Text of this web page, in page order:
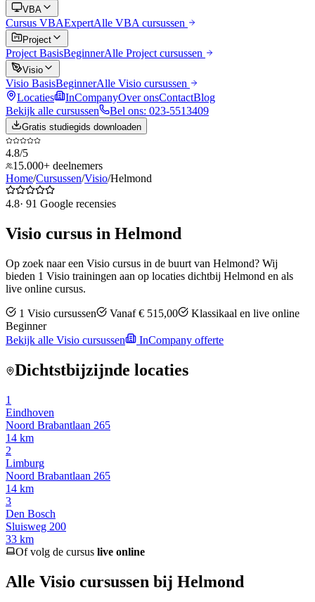
VBA
Cursus VBAExpertAlle VBAcursussen
Project
Project BasisBeginnerAlle Projectcursussen
Visio
Visio BasisBeginnerAlle Visio cursussen
Locaties
InCompanyOver onsContactBlog
Bekijk alle cursussen
Bel ons: 023-5513409
Gratis studiegids downloaden
4.8/5
15.000+ deelnemers
Home/Cursussen/Visio/Helmond
4.8· 91 Google recensies
Visio cursus in Helmond
Op zoek naar een Visio cursus in de buurt van Helmond? Wij
bieden 1 Visio trainingen aan op locaties dichtbij Helmond en als
live online cursus.
1 Visio cursussen Vanaf€ 515,00
Klassikaal en live online
Beginner
Bekijk alle Visio cursussen InCompany offerte
Dichtstbijzijnde locaties
1
Eindhoven
Noord Brabantlaan 265
14 km
2
Limburg
Noord Brabantlaan 265
14 km
3
Den Bosch
Sluisweg 200
33 km
Of volg de cursus live online
Alle Visio cursussen bij Helmond